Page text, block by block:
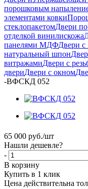
порошковым
элементами ковки
стеклопакетомДвери
отделкой винилискожа
панелями МДФДвери с
натуральный шпон
витражамиДвери с
двериДвери с окном
-ВФСКД 052
65 000 руб./шт
Нашли дешевле?
-
В корзину
Купить в 1 клик
Цена действительна